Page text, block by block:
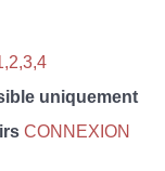
uniquement
CONNEXION